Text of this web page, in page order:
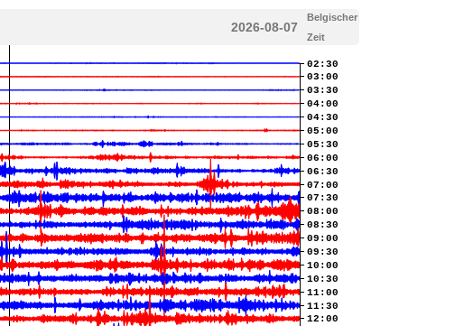
2026-08-07
Belgischer
Zeit
02:30
03:00
03:30
04:00
04:30
05:00
05:30
06:00
06:30
07:00
07:30
08:00
08:30
09:00
09:30
10:00
10:30
11:00
11:30
12:00